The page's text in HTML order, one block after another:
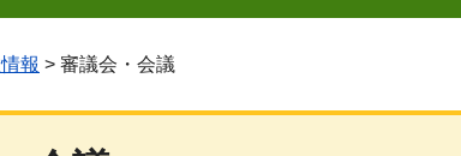
報 > 審議会・会議